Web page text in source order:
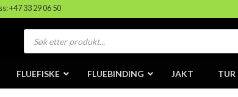
+47 33 29 06 50
Products
search
FLUEFISKE FLUEBINDING JAKT TUR